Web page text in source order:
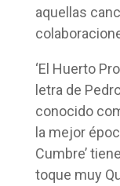
aquellas
‘El Huerto
letra de
conocido
la mejor
Cumbre’
toque muy